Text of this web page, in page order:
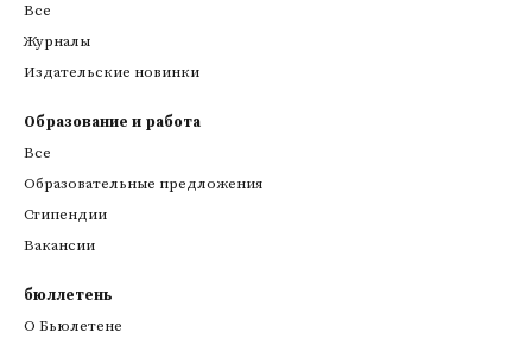
Все
Журналы
Издательские новинки
Образование и работа
Все
Образовательные предложения
Стипендии
Вакансии
бюллетень
О Бьюлетене